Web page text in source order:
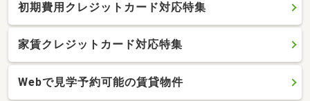
初期費用クレジットカード対応特集
家賃クレジットカード対応特集
Webで見学予約可能の賃貸物件